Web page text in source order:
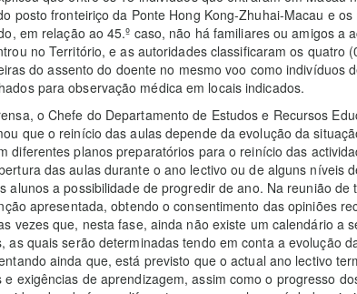
posto fronteiriço da Ponte Hong Kong-Zhuhai-Macau e os
em relação ao 45.º caso, não há familiares ou amigos a
no Território, e as autoridades classificaram os quatro
do assento do doente no mesmo voo como indivíduos
para observação médica em locais indicados.
o Chefe do Departamento de Estudos e Recursos
que o reinício das aulas depende da evolução da
diferentes planos preparatórios para o reinício das
das aulas durante o ano lectivo ou de alguns níveis
alunos a possibilidade de progredir de ano. Na reunião de
apresentada, obtendo o consentimento das opiniões
vezes que, nesta fase, ainda não existe um calendário a
as quais serão determinadas tendo em conta a evolução
ainda que, está previsto que o actual ano lectivo
e exigências de aprendizagem, assim como o progresso